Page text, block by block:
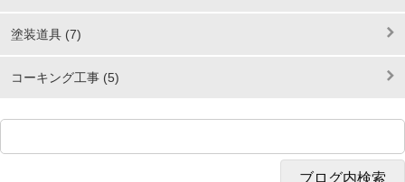
塗装道具 (7)
コーキング工事 (5)